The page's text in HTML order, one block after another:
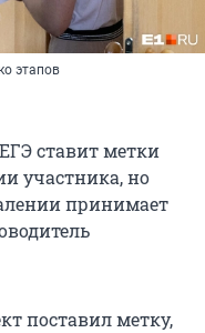
этапов
ставит метки
участника, но
принимает
поставил метку,